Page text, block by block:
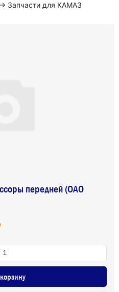
→ Запчасти для КАМАЗ
передней (ОАО